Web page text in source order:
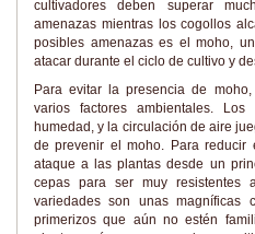
cultivadores deben superar
amenazas mientras los cogollos
posibles amenazas es el moho,
atacar durante el ciclo de cultivo y
Para evitar la presencia de
varios factores ambientales.
humedad, y la circulación de aire
de prevenir el moho. Para reducir
ataque a las plantas desde un
cepas para ser muy
variedades son unas magníficas
primerizos que aún no estén